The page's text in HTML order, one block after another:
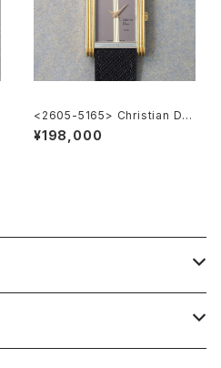
<2605-5165> Christian Dio
r
¥198,000